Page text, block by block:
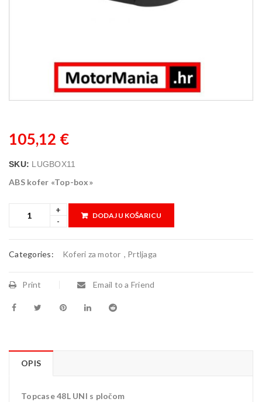
105,12 €
SKU: LUGBOX11
ABS kofer «Top-box»
DODAJ U KOŠARICU
Categories: Koferi za motor , Prtljaga
Print Email to a Friend
OPIS
Topcase 48L UNI s pločom